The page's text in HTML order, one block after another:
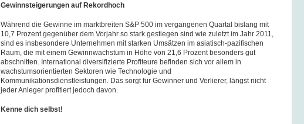
Gewinnsteigerungen auf Rekordhoch
Während die Gewinne im marktbreiten S&P 500 im vergangenen Quartal bislang mit
10,7 Prozent gegenüber dem Vorjahr so stark gestiegen sind wie zuletzt im Jahr 2011,
sind es insbesondere Unternehmen mit starken Umsätzen im asiatisch-pazifischen
Raum, die mit einem Gewinnwachstum in Höhe von 21,6 Prozent besonders gut
abschnitten. International diversifizierte Profiteure befinden sich vor allem in
wachstumsorientierten Sektoren wie Technologie und
Kommunikationsdienstleistungen. Das sorgt für Gewinner und Verlierer, längst nicht
jeder Anleger profitiert jedoch davon.
Kenne dich selbst!